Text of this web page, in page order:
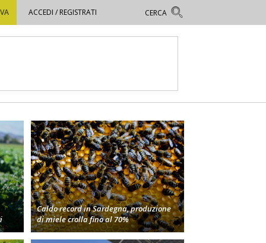
ACCEDI / REGISTRATI
Caldo record in Sardegna, produzione
di miele crolla fino al 70%